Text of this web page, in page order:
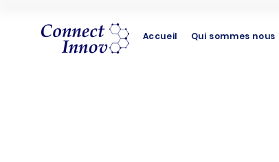
Accueil Qui sommes nous